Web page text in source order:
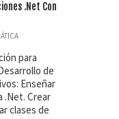
.Net Con
para
de
Enseñar
.Net. Crear
clases de